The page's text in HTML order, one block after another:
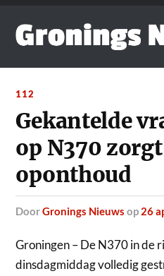
112
Gekantelde
op N370
oponthoud
doorGronings Nieuws op 26
Groningen – De N370 in de
dinsdagmiddag volledig